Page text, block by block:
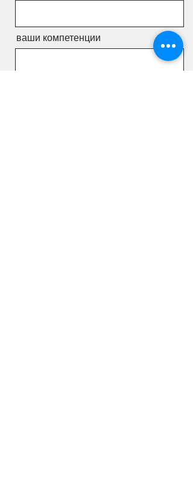
ваши компетенции